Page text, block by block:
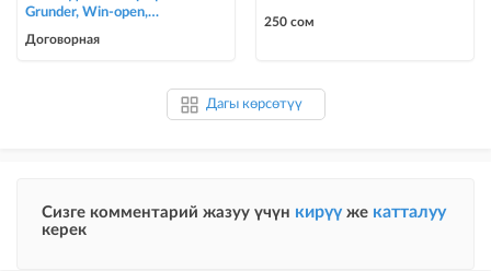
Grunder, Win-open,
Комфорт в осн
Договорная
250 сом
Дагы көрсөтүү
Сизге комментарий жазуу үчүн кирүү же катталуу
керек